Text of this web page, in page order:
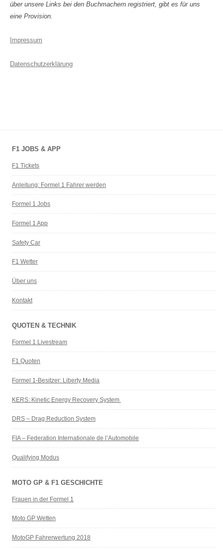
über unsere Links bei den Buchmachern registriert, gibt es für uns
eine Provision.
Impressum
Datenschutzerklärung
F1 JOBS & APP
F1 Tickets
Anleitung: Formel 1 Fahrer werden
Formel 1 Jobs
Formel 1 App
Safety Car
F1 Wetter
Über uns
Kontakt
QUOTEN & TECHNIK
Formel 1 Livestream
F1 Quoten
Formel 1-Besitzer: Liberty Media
KERS: Kinetic Energy Recovery System
DRS – Drag Reduction System
FIA – Federation Internationale de l’Automobile
Qualifying Modus
MOTO GP & F1 GESCHICHTE
Frauen in der Formel 1
Moto GP Wetten
MotoGP Fahrerwertung 2018